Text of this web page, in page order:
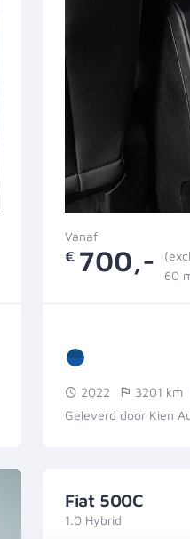
Vanaf
€ 700,-
60
2022 3201 km
Geleverd door Kien
Fiat 500C
1.0 Hybrid